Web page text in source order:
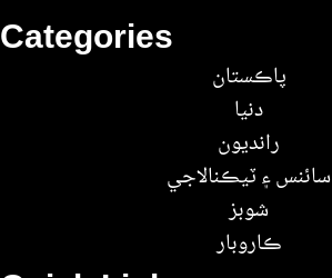
Categories
پاڪستان
دنيا
رانديون
سائنس ۽ ٽيڪنالاجي
شوبز
ڪاروبار